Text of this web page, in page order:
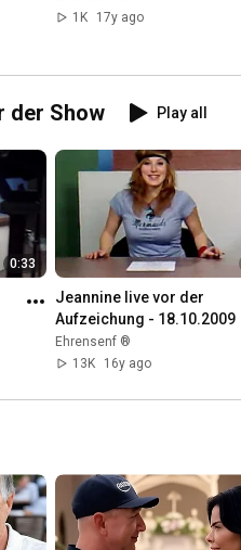
1K
17y ago
der Show Play all
0:33
Jeannine live vor der
Aufzeichung - 18.10.2009
Ehrensenf ®
13K
16y ago